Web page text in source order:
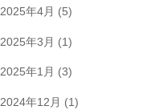
2025年4月 (5)
2025年3月 (1)
2025年1月 (3)
2024年12月 (1)